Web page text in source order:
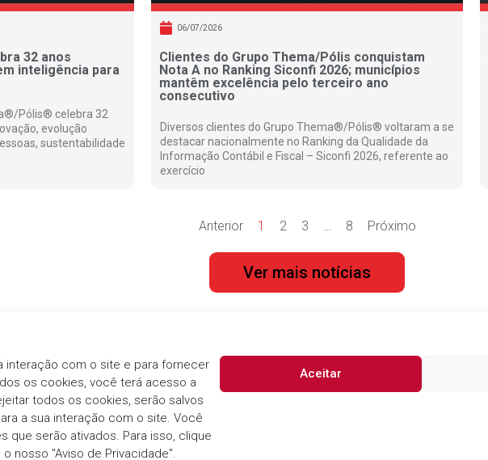
interação com o site e para fornecer
os cookies, você terá acesso a
todos os cookies, serão salvos
a sua interação com o site. Você
que serão ativados. Para isso, clique
nosso "Aviso de Privacidade".
Aceitar
32 anos
inteligência para
Pólis® celebra 32
evolução
sustentabilidade
06/07/2026
Clientes do Grupo Thema/Pólis conquistam
Nota A no Ranking Siconfi 2026; municípios
mantêm excelência pelo terceiro ano
consecutivo
Diversos clientes do Grupo Thema®/Pólis® voltaram a se
destacar nacionalmente no Ranking da Qualidade da
Informação Contábil e Fiscal – Siconfi 2026, referente ao
exercício
Anterior 1 2 3 … 8 Próximo
Ver mais notícias
Aviso de Privacidade
Declaração de Cookies
Telefone